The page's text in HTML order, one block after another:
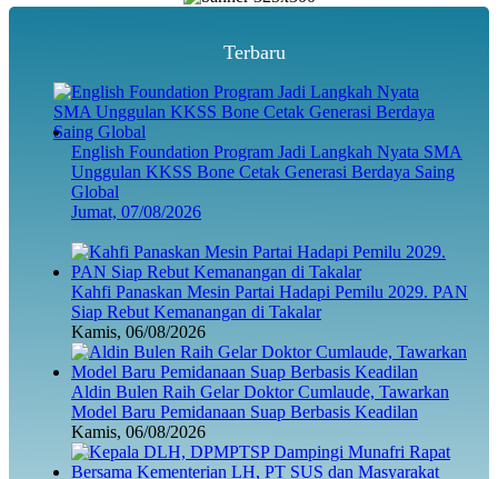
Terbaru
English Foundation Program Jadi Langkah Nyata SMA
Unggulan KKSS Bone Cetak Generasi Berdaya Saing
Global
Jumat, 07/08/2026
Kahfi Panaskan Mesin Partai Hadapi Pemilu 2029. PAN
Siap Rebut Kemanangan di Takalar
Kamis, 06/08/2026
Aldin Bulen Raih Gelar Doktor Cumlaude, Tawarkan
Model Baru Pemidanaan Suap Berbasis Keadilan
Kamis, 06/08/2026